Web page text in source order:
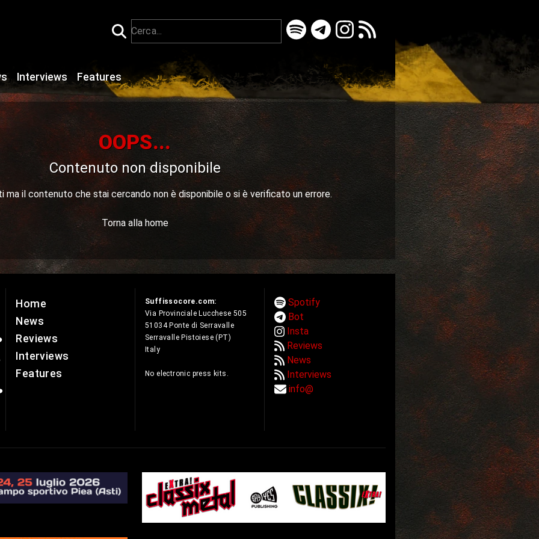
Interviews Features
OOPS...
Contenuto non disponibile
ma il contenuto che stai cercando non è disponibile o si è verificato un errore.
Torna alla home
Home
News
Reviews
Interviews
Features
Suffissocore.com:
Via Provinciale Lucchese 505
51034 Ponte di Serravalle
Serravalle Pistoiese (PT)
Italy
No electronic press kits.
Spotify
Bot
Insta
Reviews
News
Interviews
info@